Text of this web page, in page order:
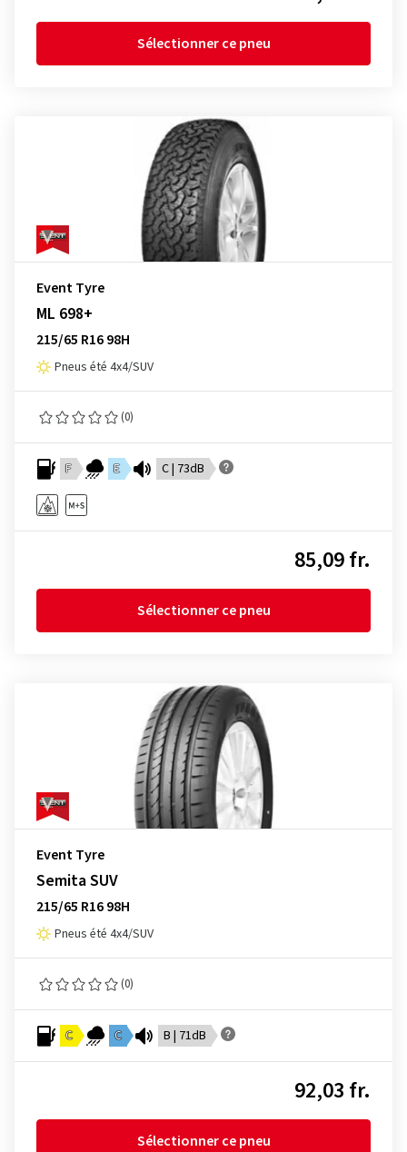
Sélectionner ce pneu
Event Tyre
ML 698+
215/65 R16 98H
Pneus été 4x4/SUV
(0)
F E C | 73dB
85,09 fr.
Sélectionner ce pneu
Event Tyre
Semita SUV
215/65 R16 98H
Pneus été 4x4/SUV
(0)
C C B | 71dB
92,03 fr.
Sélectionner ce pneu